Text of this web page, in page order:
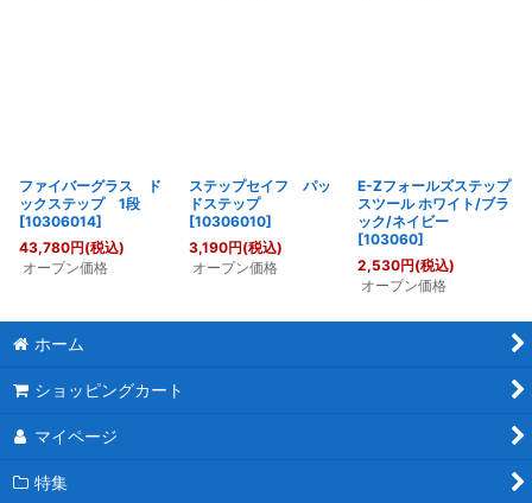
ファイバーグラス ド
ックステップ 1段
[10306014]
43,780円(税込)
オープン価格
ステップセイフ パッ
ドステップ
[10306010]
3,190円(税込)
オープン価格
E-Zフォールズステップ
スツール ホワイト/ブラ
ック/ネイビー
[103060]
2,530円(税込)
オープン価格
ホーム
ショッピングカート
マイページ
特集